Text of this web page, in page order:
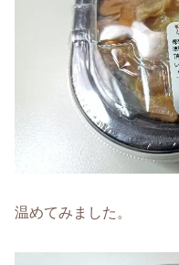
温めてみました。